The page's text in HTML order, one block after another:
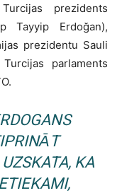
prezidents
Tayyip Erdoğan),
prezidentu Sauli
parlaments
KA